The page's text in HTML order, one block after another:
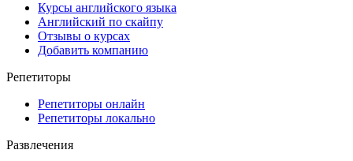
Курсы английского языка
Английский по скайпу
Отзывы о курсах
Добавить компанию
Репетиторы
Репетиторы онлайн
Репетиторы локально
Развлечения